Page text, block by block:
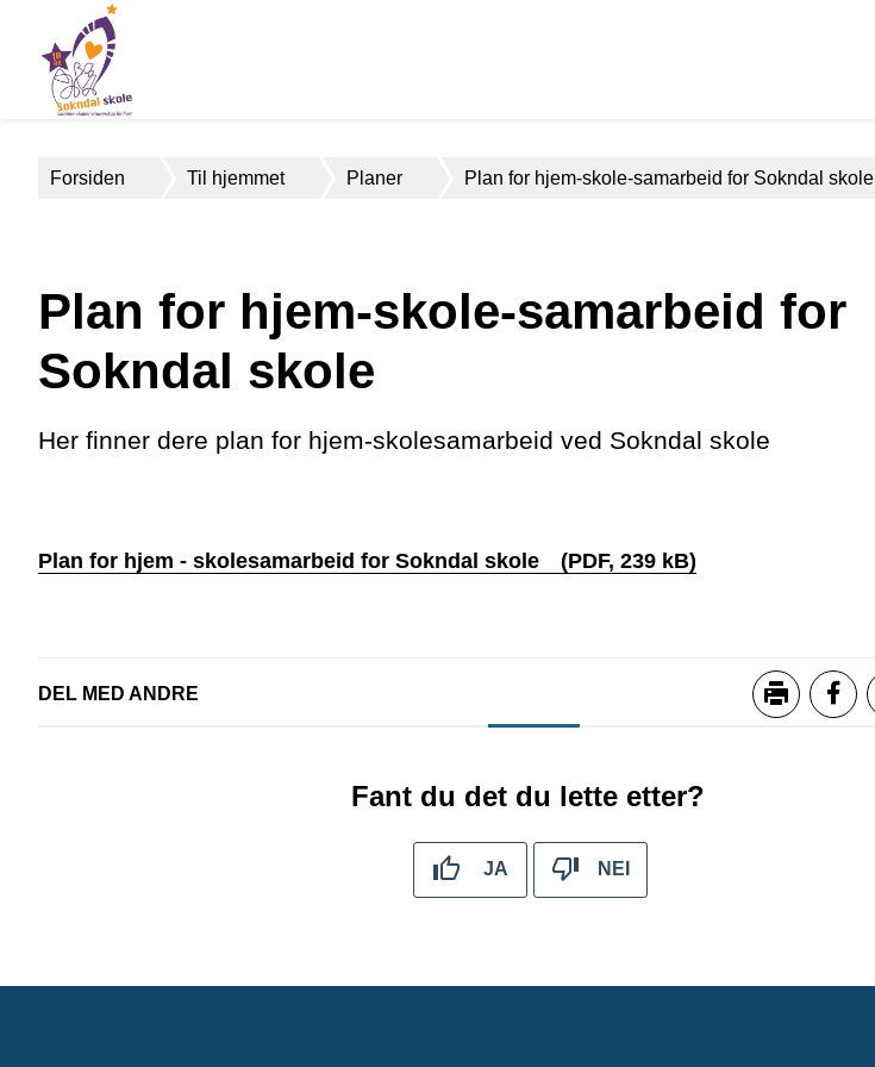
Sokndal
skole
Du
erForsiden Til hjemmet Planer Plan for hjem-skole-samarbeid for Sokndal skole
Plan for hjem-skole-samarbeid for
Sokndal skole
Her finner dere plan for hjem-skolesamarbeid ved Sokndal skole
Plan for hjem - skolesamarbeid for Sokndal skole (PDF, 239 kB)
DEL MED ANDRE
Fant du det du lette etter?
JA NEI